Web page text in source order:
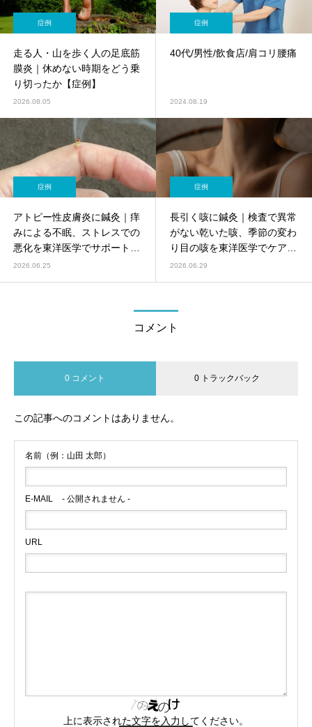
症例
走る人・山を歩く人の足底筋
膜炎｜休めない時期をどう乗
り切ったか【症例】
2026.08.05
症例
40代/男性/飲食店/肩コリ腰痛
2024.08.19
症例
アトピー性皮膚炎に鍼灸｜痒
みによる不眠、ストレスでの
悪化を東洋医学でサポート
【鍼灸師監修】
2026.06.25
症例
長引く咳に鍼灸｜検査で異常
がない乾いた咳、季節の変わ
り目の咳を東洋医学でケア
【鍼灸師監修】
2026.06.29
コメント
0 コメント 0 トラックバック
この記事へのコメントはありません。
名前（例：山田 太郎）
E-MAIL - 公開されません -
URL
上に表示された文字を入力してください。